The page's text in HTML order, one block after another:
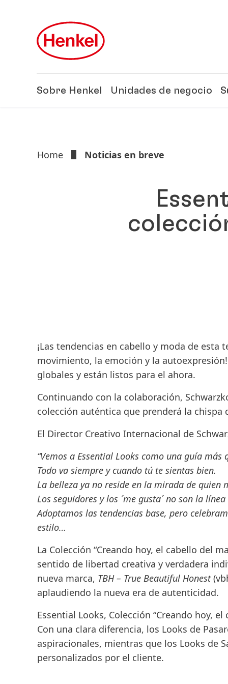
Sobre Henkel Unidades de negocio
Home Noticias en breve
¡Las tendencias en cabello y moda de
movimiento, la emoción y la
globales y están listos para el ahora.
Continuando con la colaboración,
colección auténtica que prenderá la chispa
El Director Creativo Internacional de
“Vemos a Essential Looks como una guía más
Todo va siempre y cuando tú te sientas bien.
La belleza ya no reside en la mirada de quien
Los seguidores y los ´me gusta´ no son la
Adoptamos las tendencias base, pero
estilo…
La Colección “Creando hoy, el cabello del
sentido de libertad creativa y verdadera
nueva marca, TBH – True Beautiful Honest
aplaudiendo la nueva era de autenticidad.
Essential Looks, Colección “Creando hoy,
Con una clara diferencia, los Looks de
aspiracionales, mientras que los Looks de
personalizados por el cliente.